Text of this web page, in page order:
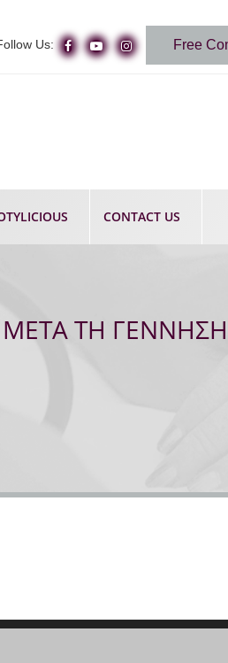
Free
Us:
CONTACT US
ΜΕΤΑ ΤΗ